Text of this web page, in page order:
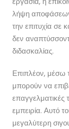
λήψη αποφάσεων.
την επιτυχία σε
δεν
διδασκαλίας.
Επιπλέον, μέσω
μπορούν να
επαγγελματικές
εμπειρία. Αυτό
μεγαλύτερη